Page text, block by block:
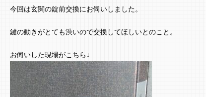
今回は玄関の錠前交換にお伺いしました。
鍵の動きがとても渋いので交換してほしいとのこと。
お伺いした現場がこちら↓